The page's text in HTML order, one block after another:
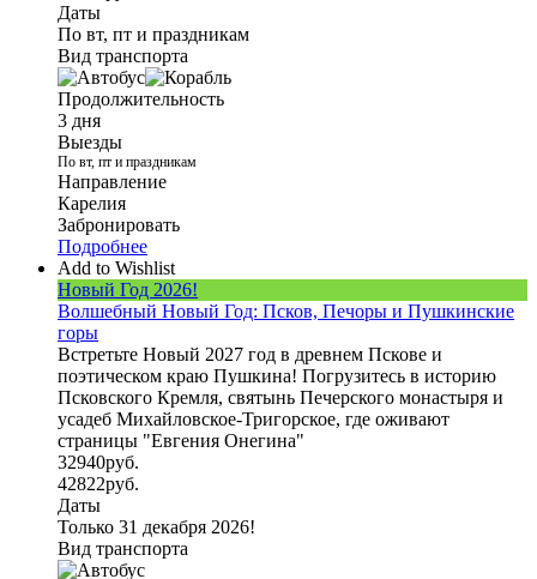
Даты
По вт, пт и праздникам
Вид транспорта
Продолжительность
3 дня
Выезды
По вт, пт и праздникам
Направление
Карелия
Забронировать
Подробнее
Add to Wishlist
Новый Год 2026!
Волшебный Новый Год: Псков, Печоры и Пушкинские
горы
Встретьте Новый 2027 год в древнем Пскове и
поэтическом краю Пушкина! Погрузитесь в историю
Псковского Кремля, святынь Печерского монастыря и
усадеб Михайловское-Тригорское, где оживают
страницы "Евгения Онегина"
32940руб.
42822руб.
Даты
Только 31 декабря 2026!
Вид транспорта